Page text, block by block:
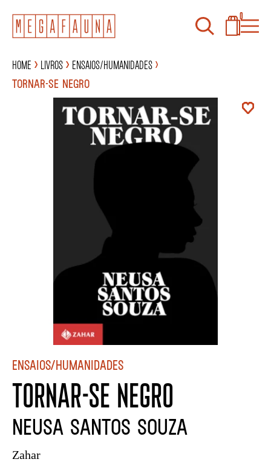
0
Home Livros
Ensaios/Humanidades
TORNAR-SE NEGRO
Ensaios/Humanidades
TORNAR-SE NEGRO
Neusa Santos Souza
Zahar